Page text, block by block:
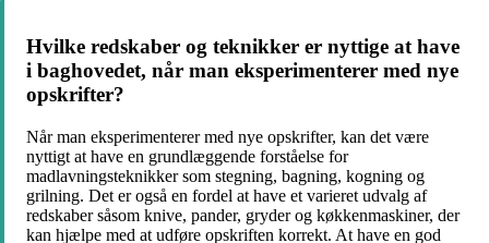
Hvilke redskaber og teknikker er nyttige at have
i baghovedet, når man eksperimenterer med nye
opskrifter?
Når man eksperimenterer med nye opskrifter, kan det være
nyttigt at have en grundlæggende forståelse for
madlavningsteknikker som stegning, bagning, kogning og
grilning. Det er også en fordel at have et varieret udvalg af
redskaber såsom knive, pander, gryder og køkkenmaskiner, der
kan hjælpe med at udføre opskriften korrekt. At have en god